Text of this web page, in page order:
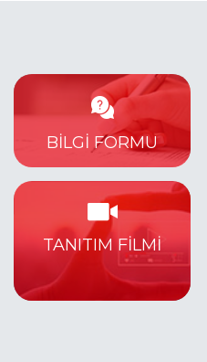
BILGI FORMU
TANITIM FİLMİ